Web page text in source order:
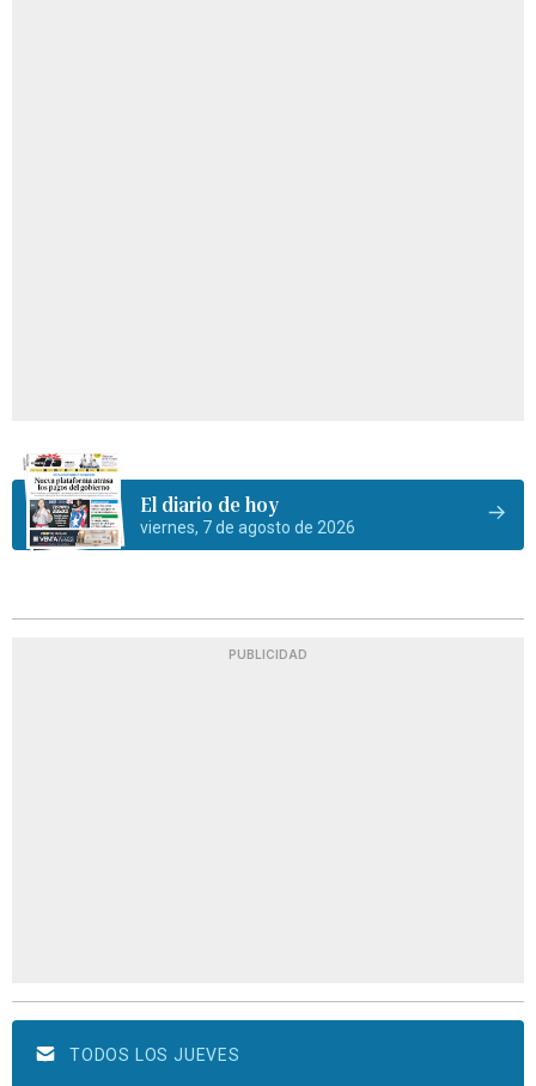
El diario de hoy
viernes, 7 de agosto de 2026
PUBLICIDAD
TODOS LOS JUEVES